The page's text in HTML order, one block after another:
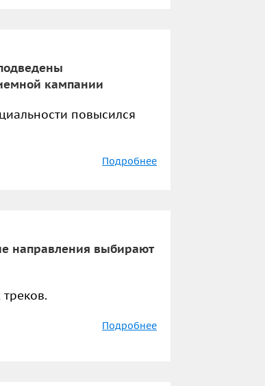
кампании
повысился
Подробнее
направления выбирают
Подробнее